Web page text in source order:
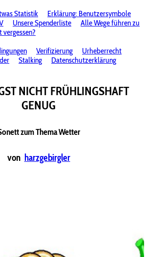
Statistik
Erklärung: Benutzersymbole
Unsere Spenderliste
Alle Wege führen zu
vergessen?
Verifizierung
Urheberrecht
Stalking
Datenschutzerklärung
NICHT FRÜHLINGSHAFT
GENUG
zum Thema Wetter
von harzgebirgler